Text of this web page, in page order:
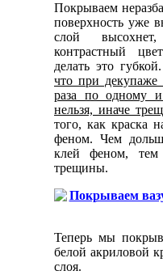
Покрываем
поверхность уже
слой
контрастный
делать это губкой.
что при
раза по одному
нельзя, иначе
того, как краска
феном. Чем
клей феном, тем
трещины.
Теперь мы
белой акриловой
слоя.